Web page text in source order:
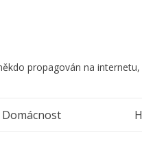
propagován na
Domácnost